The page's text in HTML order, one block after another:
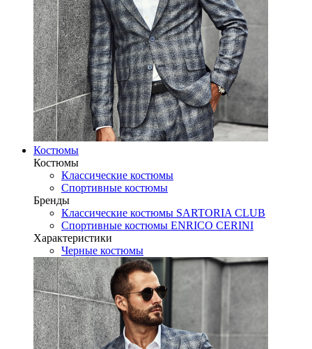
Костюмы
Костюмы
Классические костюмы
Спортивные костюмы
Бренды
Классические костюмы SARTORIA CLUB
Спортивные костюмы ENRICO CERINI
Характеристики
Черные костюмы